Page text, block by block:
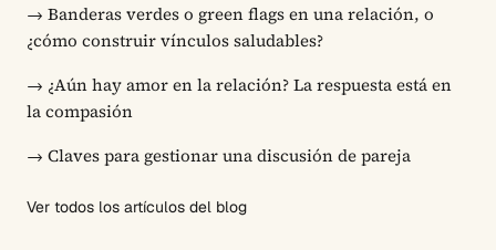
→ Banderas verdes o green flags en una relación, o
¿cómo construir vínculos saludables?
→ ¿Aún hay amor en la relación? La respuesta está en
la compasión
→ Claves para gestionar una discusión de pareja
Ver todos los artículos del blog